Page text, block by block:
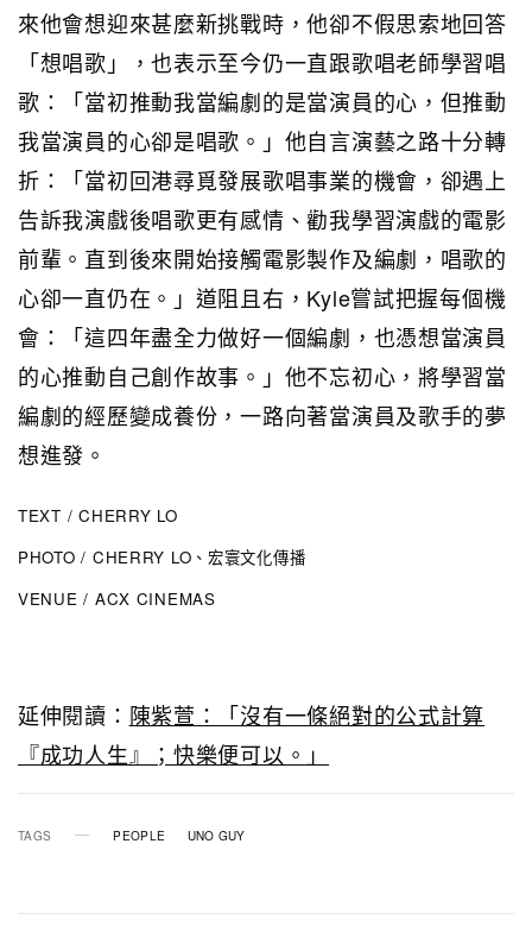
來他會想迎來甚麼新挑戰時，他卻不假思索地回答
「想唱歌」，也表示至今仍一直跟歌唱老師學習唱
歌：「當初推動我當編劇的是當演員的心，但推動
我當演員的心卻是唱歌。」他自言演藝之路十分轉
折：「當初回港尋覓發展歌唱事業的機會，卻遇上
告訴我演戲後唱歌更有感情、勸我學習演戲的電影
前輩。直到後來開始接觸電影製作及編劇，唱歌的
心卻一直仍在。」道阻且右，Kyle嘗試把握每個機
會：「這四年盡全力做好一個編劇，也憑想當演員
的心推動自己創作故事。」他不忘初心，將學習當
編劇的經歷變成養份，一路向著當演員及歌手的夢
想進發。
TEXT / CHERRY LO
PHOTO / CHERRY LO、宏寰文化傳播
VENUE / ACX CINEMAS
延伸閱讀： 陳紫萱：「沒有一條絕對的公式計算
『成功人生』；快樂便可以。」
TAGS PEOPLE UNO GUY